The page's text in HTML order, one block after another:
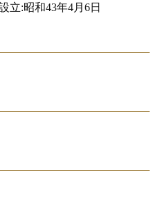
:昭和43年4月6日